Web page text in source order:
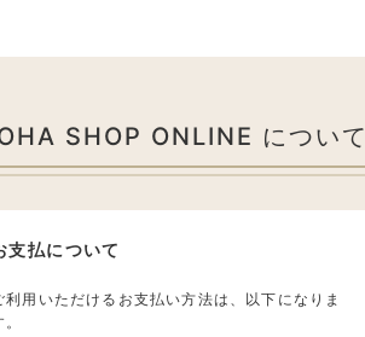
SHOP ONLINE について
支払について
利用いただけるお支払い方法は、以下になりま